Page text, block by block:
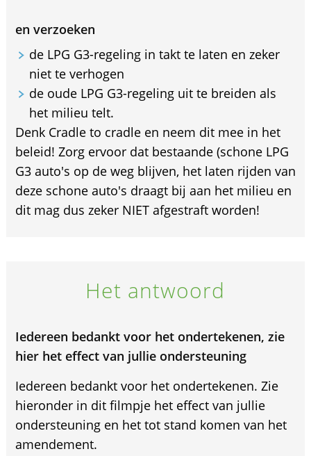
en verzoeken
de LPG G3-regeling in takt te laten en zeker
niet te verhogen
de oude LPG G3-regeling uit te breiden als
het milieu telt.
Denk Cradle to cradle en neem dit mee in het
beleid! Zorg ervoor dat bestaande (schone LPG
G3 auto's op de weg blijven, het laten rijden van
deze schone auto's draagt bij aan het milieu en
dit mag dus zeker NIET afgestraft worden!
Het antwoord
Iedereen bedankt voor het ondertekenen, zie
hier het effect van jullie ondersteuning
Iedereen bedankt voor het ondertekenen. Zie
hieronder in dit filmpje het effect van jullie
ondersteuning en het tot stand komen van het
amendement.